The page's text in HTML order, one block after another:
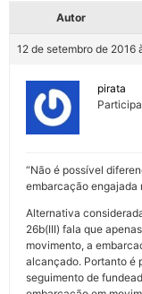
Autor
12 de setembro de 2016
pirata
“Não é possível
embarcação engajada
Alternativa
26b(III) fala que
movimento, a
alcançado. Portanto é
seguimento de